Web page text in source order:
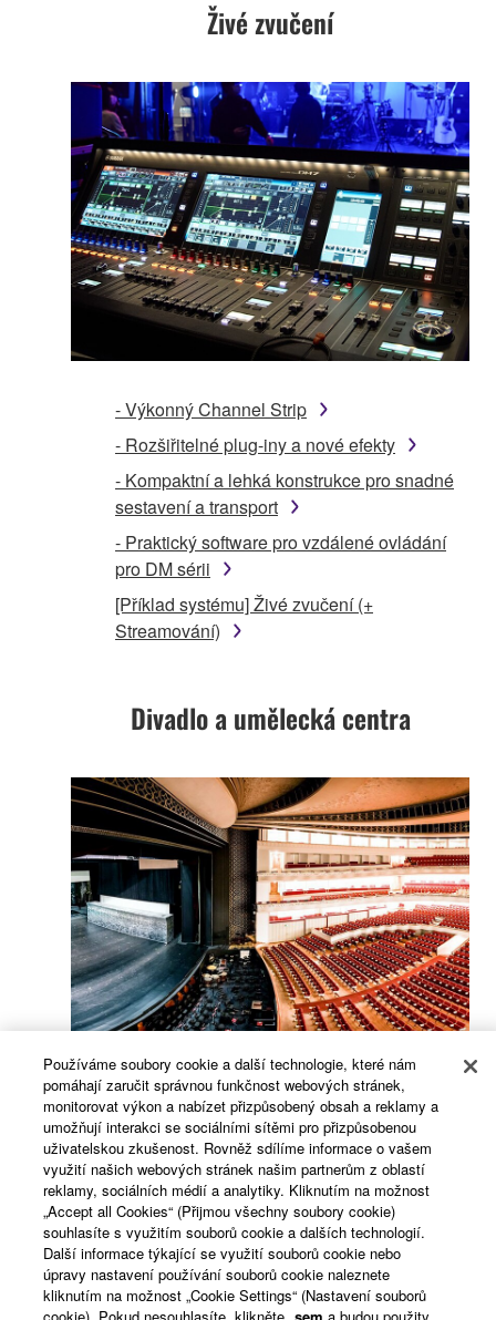
Živé zvučení
- Výkonný Channel Strip
- Rozšiřitelné plug-iny a nové efekty
- Kompaktní a lehká konstrukce pro snadné
sestavení a transport
- Praktický software pro vzdálené ovládání
pro DM sérii
[Příklad systému] Živé zvučení (+
Streamování)
Divadlo a umělecká centra
- Rozšiřující ovládací panel DM7 Control
- Rozhraní Dante pro vysoký počet kanálů a
flexibilní konektivitu
- Theatre balíček (DEK-DM7-TH)
- Podpora uživatelského ovládacího panelu
ProVisionaire Control/Touch
[Příklad systému] Divadlo
Používáme soubory cookie a další technologie, které nám
pomáhají zaručit správnou funkčnost webových stránek,
monitorovat výkon a nabízet přizpůsobený obsah a reklamy a
umožňují interakci se sociálními sítěmi pro přizpůsobenou
uživatelskou zkušenost. Rovněž sdílíme informace o vašem
využití našich webových stránek našim partnerům z oblastí
reklamy, sociálních médií a analytiky. Kliknutím na možnost
„Accept all Cookies“ (Přijmou všechny soubory cookie)
souhlasíte s využitím souborů cookie a dalších technologií.
Další informace týkající se využití souborů cookie nebo
úpravy nastavení používání souborů cookie naleznete
kliknutím na možnost „Cookie Settings“ (Nastavení souborů